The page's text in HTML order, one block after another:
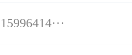
15996414···